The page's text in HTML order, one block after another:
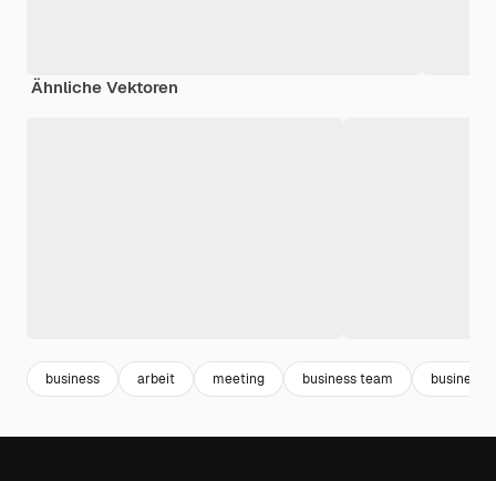
Ähnliche Vektoren
business arbeit meeting business team business